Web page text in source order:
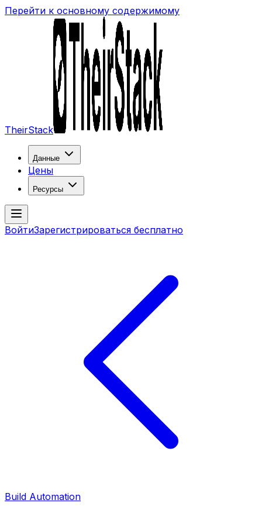
Перейти к основному содержимому
TheirStack
Данные
Цены
Ресурсы
ВойтиЗарегистрироваться бесплатно
Build Automation